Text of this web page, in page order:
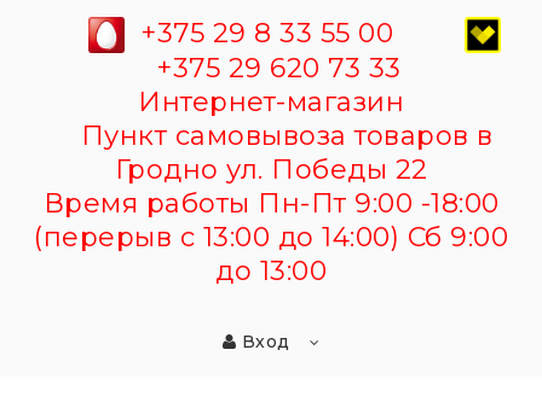
+375 29 8 33 55 00
+375 29 620 73 33
Интернет-магазин
Пункт самовывоза товаров в
Гродно ул. Победы 22
Время работы Пн-Пт 9:00 -18:00
(перерыв с 13:00 до 14:00) Сб 9:00
до 13:00
Вход